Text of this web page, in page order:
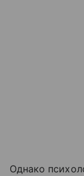
Однако